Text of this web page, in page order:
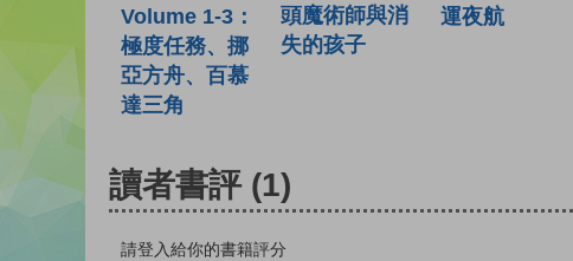
Volume 1-3：
極度任務、挪
亞方舟、百慕
達三角
頭魔術師與消
失的孩子
運夜航
讀者書評 (1)
請登入給你的書籍評分